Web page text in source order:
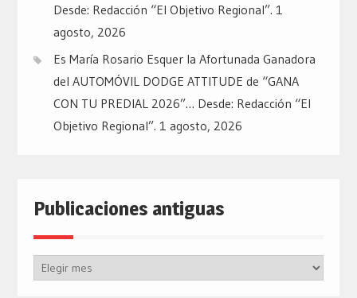
Desde: Redacción “El Objetivo Regional”. 1
agosto, 2026
Es María Rosario Esquer la Afortunada Ganadora
del AUTOMÓVIL DODGE ATTITUDE de “GANA
CON TU PREDIAL 2026”… Desde: Redacción “El
Objetivo Regional”. 1 agosto, 2026
Publicaciones antiguas
Publicaciones